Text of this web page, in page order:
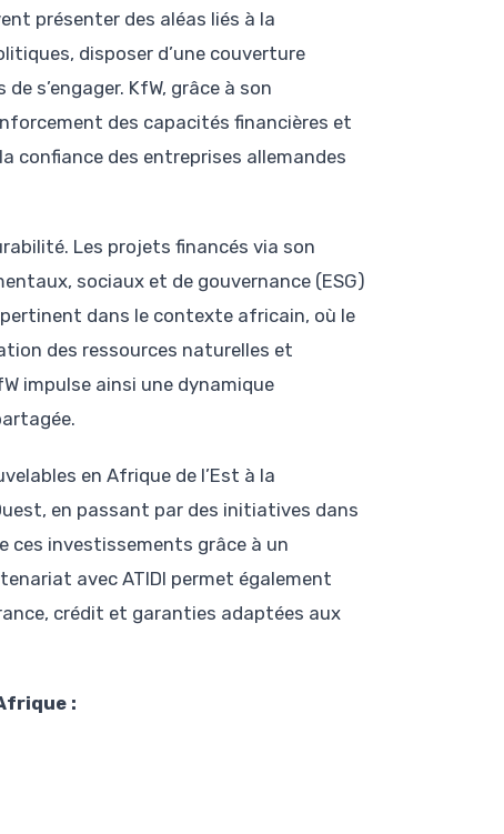
présenter des aléas liés à la
disposer d’une couverture
s’engager. KfW, grâce à son
des capacités financières et
confiance des entreprises allemandes
Les projets financés via son
sociaux et de gouvernance (ESG)
dans le contexte africain, où le
des ressources naturelles et
impulse ainsi une dynamique
en Afrique de l’Est à la
en passant par des initiatives dans
ces investissements grâce à un
avec ATIDI permet également
crédit et garanties adaptées aux
: